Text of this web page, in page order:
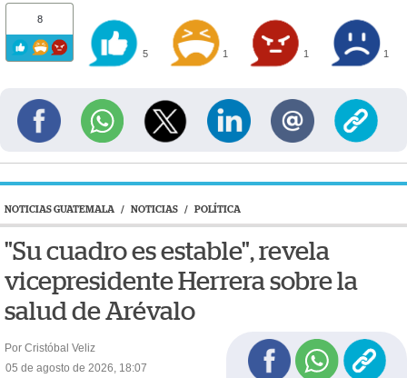
8
5 1 1 1
NOTICIAS GUATEMALA / NOTICIAS / POLÍTICA
"Su cuadro es estable", revela
vicepresidente Herrera sobre la
salud de Arévalo
Por Cristóbal Veliz
05 de agosto de 2026, 18:07